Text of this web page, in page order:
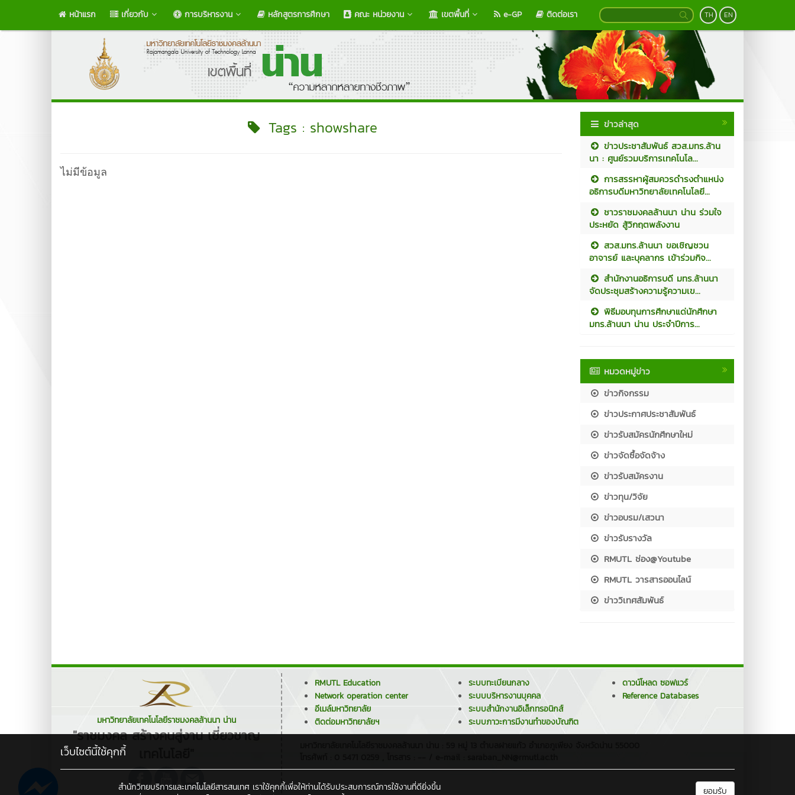
หน้าแรก เกี่ยวกับ การบริหารงาน หลักสูตรการศึกษา คณะ หน่วยงาน เขตพื้นที่ e-GP ติดต่อเรา TH EN
Tags : showshare
ไม่มีข้อมูล
ข่าวล่าสุด
ข่าวประชาสัมพันธ์ สวส.มทร.ล้าน
นา : ศูนย์รวมบริการเทคโนโล...
การสรรหาผู้สมควรดำรงตำแหน่ง
อธิการบดีมหาวิทยาลัยเทคโนโลยี...
ชาวราชมงคลล้านนา น่าน ร่วมใจ
ประหยัด สู้วิกฤตพลังงาน
สวส.มทร.ล้านนา ขอเชิญชวน
อาจารย์ และบุคลากร เข้าร่วมกิจ...
สำนักงานอธิการบดี มทร.ล้านนา
จัดประชุมสร้างความรู้ความเข...
พิธีมอบทุนการศึกษาแด่นักศึกษา
มทร.ล้านนา น่าน ประจำปีการ...
หมวดหมู่ข่าว
ข่าวกิจกรรม
ข่าวประกาศประชาสัมพันธ์
ข่าวรับสมัครนักศึกษาใหม่
ข่าวจัดซื้อจัดจ้าง
ข่าวรับสมัครงาน
ข่าวทุน/วิจัย
ข่าวอบรม/เสวนา
ข่าวรับรางวัล
RMUTL ช่อง@Youtube
RMUTL วารสารออนไลน์
ข่าววิเทศสัมพันธ์
มหาวิทยาลัยเทคโนโลยีราชมงคลล้านนา น่าน
"ราชมงคล สร้างคนสู่งาน เชี่ยวชาญ
RMUTL Education
Network operation center
อีเมล์มหาวิทยาลัย
ติดต่อมหาวิทยาลัยฯ
ระบบทะเบียนกลาง
ระบบบริหารงานบุคคล
ระบบสำนักงานอิเล็กทรอนิกส์
ระบบภาวะการมีงานทำของบัณฑิต
ดาวน์โหลด ซอฟแวร์
Reference Databases
เว็บไซต์นี้ใช้คุกกี้
สำนักวิทยบริการและเทคโนโลยีสารสนเทศ เราใช้คุกกี้เพื่อให้ท่านได้รับประสบการณ์การใช้งานที่ดียิ่งขึ้น
ยอมรับ